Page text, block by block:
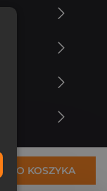
DO KOSZYKA